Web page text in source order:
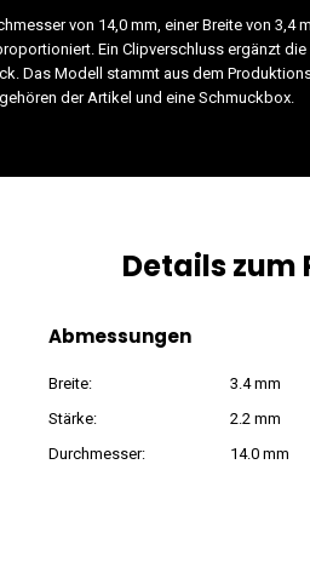
von 14,0 mm, einer Breite von 3,4
Ein Clipverschluss ergänzt
Das Modell stammt aus dem
der Artikel und eine Schmuckbox.
Details zum
Abmessungen
Breite:
3.4 mm
Stärke:
2.2 mm
Durchmesser:
14.0 mm